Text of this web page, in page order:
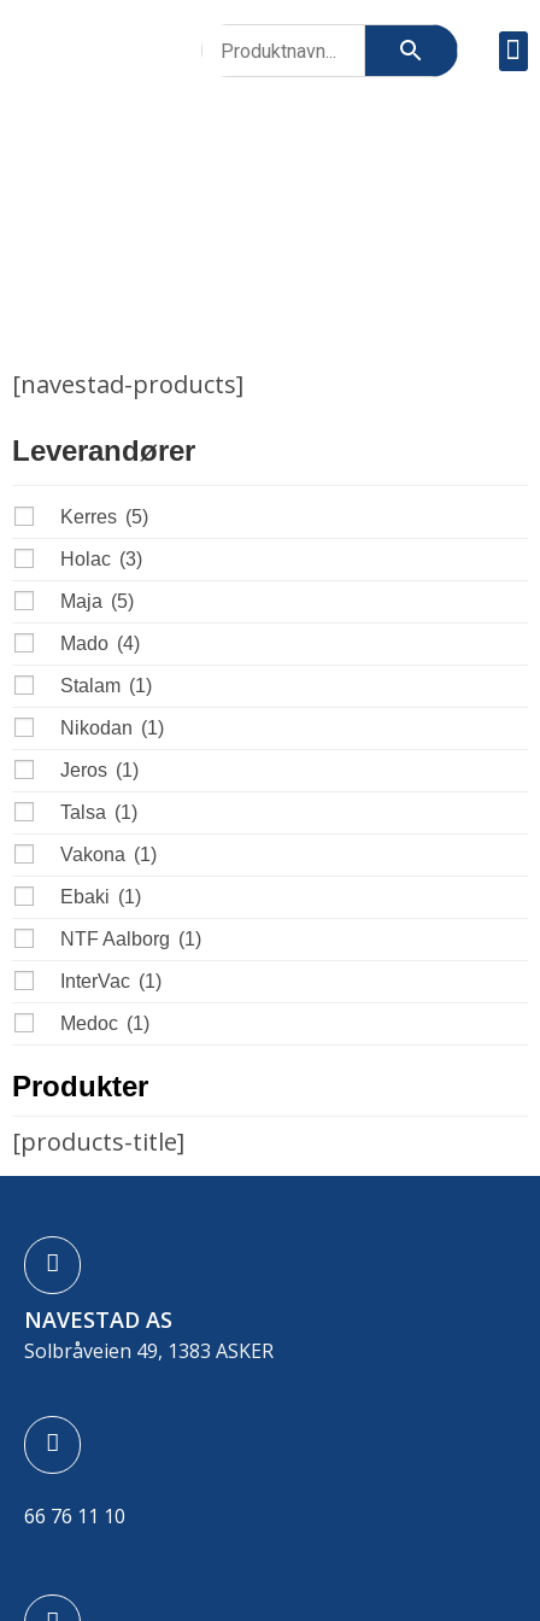
Leverandører
Kerres (5)
Holac (3)
Maja (5)
Mado (4)
Stalam (1)
Nikodan (1)
Jeros (1)
Talsa (1)
Vakona (1)
Ebaki (1)
NTF Aalborg (1)
InterVac (1)
Medoc (1)
Produkter
[products-title]
[navestad-products]
NAVESTAD AS
Solbråveien 49, 1383 ASKER
66 76 11 10